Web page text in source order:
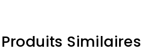
Produits Similaires